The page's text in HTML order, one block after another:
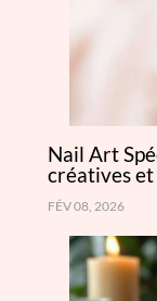
Nail Art
créatives
FÉV 08, 2026